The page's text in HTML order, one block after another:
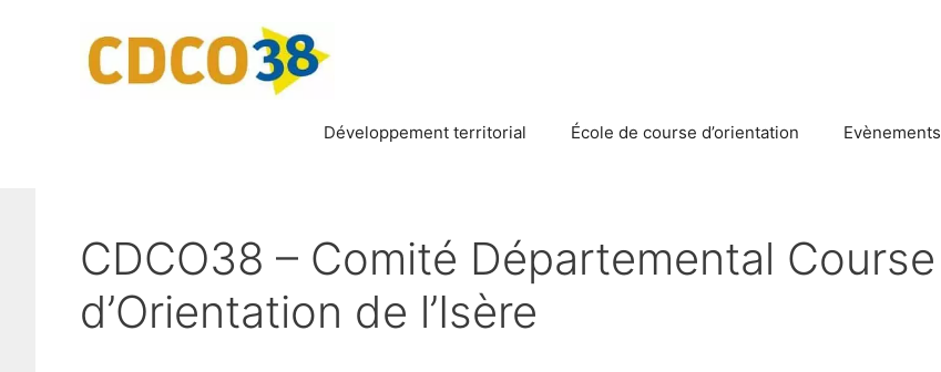
Développement territorial École de course d’orientation Evènements
CDCO38 – Comité Départemental Course
d’Orientation de l’Isère